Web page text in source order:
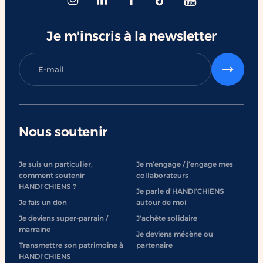
Je m'inscris à la newsletter
Nous soutenir
Je suis un particulier,
comment soutenir
HANDI’CHIENS ?
Je fais un don
Je deviens super-parrain /
marraine
Transmettre son patrimoine à
HANDI’CHIENS
Je m’engage / j’engage mes
collaborateurs
Je parle d’HANDI’CHIENS
autour de moi
J'achète solidaire
Je deviens mécène ou
partenaire